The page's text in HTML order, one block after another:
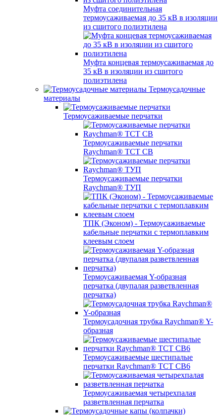
Муфта соединительная
термоусаживаемая до 35 кВ в изоляции
из сшитого полиэтилена
Муфта концевая термоусаживаемая до
35 кВ в изоляции из сшитого
полиэтилена
Термоусадочные
материалы
Термоусаживаемые перчатки
Термоусаживаемые перчатки
Raychman® TCT CB
Термоусаживаемые перчатки
Raychman® ТУП
ТПК (Эконом) - Термоусаживаемые
кабельные перчатки с термоплавким
клеевым слоем
Термоусаживаемая Y-образная
перчатка (двупалая разветвленная
перчатка)
Термоусадочная трубка Raychman® Y-
образная
Термоусаживаемые шестипалые
перчатки Raychman® ТСТ СВ6
Термоусаживаемая четырехпалая
разветвленная перчатка